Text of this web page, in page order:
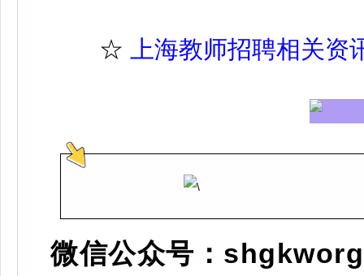
☆ 上海教师招聘相关资
微信公众号：shgkworg